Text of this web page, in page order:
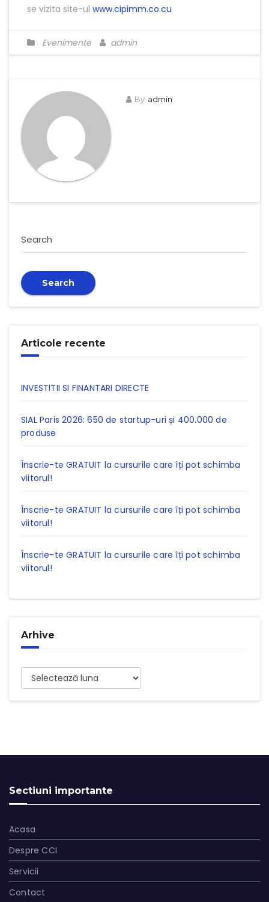
se vizita site-ul www.cipimm.co.cu
Evenimente admin
By admin
Search
Search
Articole recente
INVESTITII SI FINANTARI DIRECTE
SIAL Paris 2026: 650 de startup-uri și 400.000 de
produse
Înscrie-te GRATUIT la cursurile care îți pot schimba
viitorul!
Înscrie-te GRATUIT la cursurile care îți pot schimba
viitorul!
Înscrie-te GRATUIT la cursurile care îți pot schimba
viitorul!
Arhive
Arhive
Sectiuni importante
Acasa
Despre CCI
Servicii
Contact